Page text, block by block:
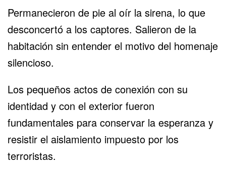
Permanecieron de pie al oír la sirena, lo que
desconcertó a los captores. Salieron de la
habitación sin entender el motivo del homenaje
silencioso.
Los pequeños actos de conexión con su
identidad y con el exterior fueron
fundamentales para conservar la esperanza y
resistir el aislamiento impuesto por los
terroristas.